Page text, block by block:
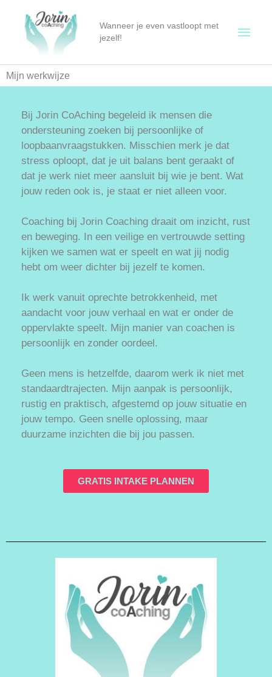
Wanneer je even vastloopt met
jezelf!
Mijn werkwijze
Bij Jorin CoAching begeleid ik mensen die
ondersteuning zoeken bij persoonlijke of
loopbaanvraagstukken. Misschien merk je dat
stress oploopt, dat je uit balans bent geraakt of
dat je werk niet meer aansluit bij wie je bent. Wat
jouw reden ook is, je staat er niet alleen voor.
Coaching bij Jorin Coaching draait om inzicht, rust
en beweging. In een veilige en vertrouwde setting
kijken we samen wat er speelt en wat jij nodig
hebt om weer dichter bij jezelf te komen.
Ik werk vanuit oprechte betrokkenheid, met
aandacht voor jouw verhaal en wat er onder de
oppervlakte speelt. Mijn manier van coachen is
persoonlijk en zonder oordeel.
Geen mens is hetzelfde, daarom werk ik niet met
standaardtrajecten. Mijn aanpak is persoonlijk,
rustig en praktisch, afgestemd op jouw situatie en
jouw tempo. Geen snelle oplossing, maar
duurzame inzichten die bij jou passen.
GRATIS INTAKE PLANNEN